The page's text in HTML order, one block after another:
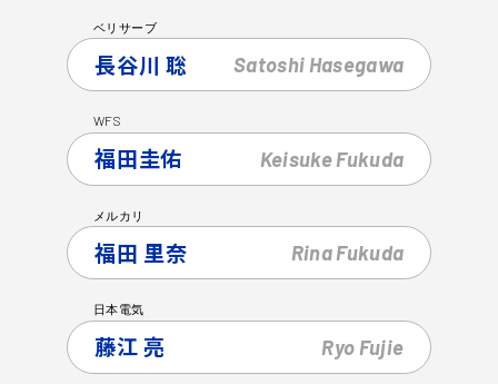
ベリサーブ
長谷川 聡 Satoshi Hasegawa
WFS
福田圭佑 KeisukeFukuda
メルカリ
福田 里奈 RinaFukuda
日本電気
藤江 亮 Ryo Fujie